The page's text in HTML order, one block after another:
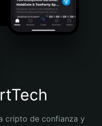
cripto de confianza y